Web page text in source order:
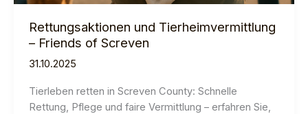
Rettungsaktionen und Tierheimvermittlung
– Friends of Screven
31.10.2025
Tierleben retten in Screven County: Schnelle
Rettung, Pflege und faire Vermittlung – erfahren Sie,